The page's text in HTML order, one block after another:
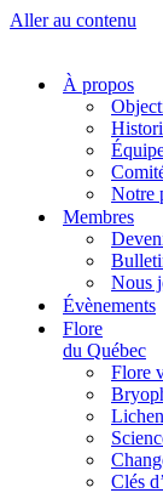
Aller au contenu
À propos
Notre
Membres
Nous
Évènements
Flore
du Québec
Flore
Clés